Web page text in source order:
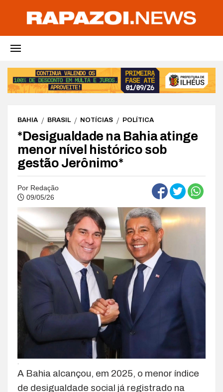
BAHIA BRASIL NOTÍCIAS POLÍTICA
*Desigualdade na Bahia atinge
menor nível histórico sob
gestão Jerônimo*
Por Redação
09/05/26
A Bahia alcançou, em 2025, o menor índice
de desigualdade social já registrado na